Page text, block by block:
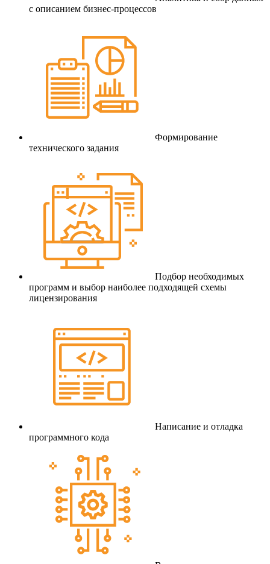
с описанием бизнес-процессов
Формирование
технического задания
Подбор необходимых
программ и выбор наиболее подходящей схемы
лицензирования
Написание и отладка
программного кода